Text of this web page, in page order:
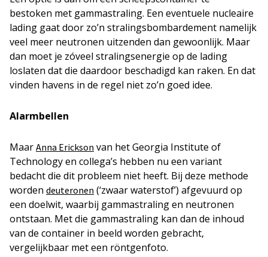
bestoken met gammastraling. Een eventuele nucleaire
lading gaat door zo’n stralingsbombardement namelijk
veel meer neutronen uitzenden dan gewoonlijk. Maar
dan moet je zóveel stralingsenergie op de lading
loslaten dat die daardoor beschadigd kan raken. En dat
vinden havens in de regel niet zo’n goed idee.
Alarmbellen
Maar Anna Erickson van het Georgia Institute of
Technology en collega’s hebben nu een variant
bedacht die dit probleem niet heeft. Bij deze methode
worden deuteronen (‘zwaar waterstof’) afgevuurd op
een doelwit, waarbij gammastraling en neutronen
ontstaan. Met die gammastraling kan dan de inhoud
van de container in beeld worden gebracht,
vergelijkbaar met een röntgenfoto.